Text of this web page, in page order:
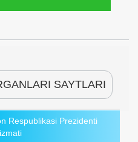
SAYTLARI
Respublikasi Prezidenti